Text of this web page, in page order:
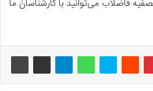
فاضلاب می‌توانید با کارشناسانَ ما